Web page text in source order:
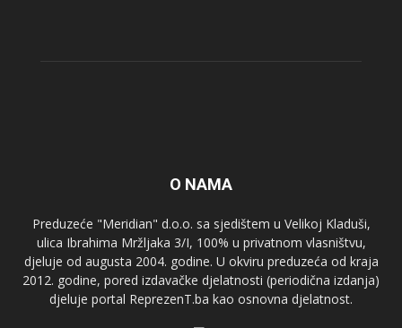
O NAMA
Preduzeće "Meridian" d.o.o. sa sjedištem u Velikoj Kladuši,
ulica Ibrahima Mržljaka 3/I, 100% u privatnom vlasništvu,
djeluje od augusta 2004. godine. U okviru preduzeća od kraja
2012. godine, pored izdavačke djelatnosti (periodična izdanja)
djeluje portal ReprezenT.ba kao osnovna djelatnost.